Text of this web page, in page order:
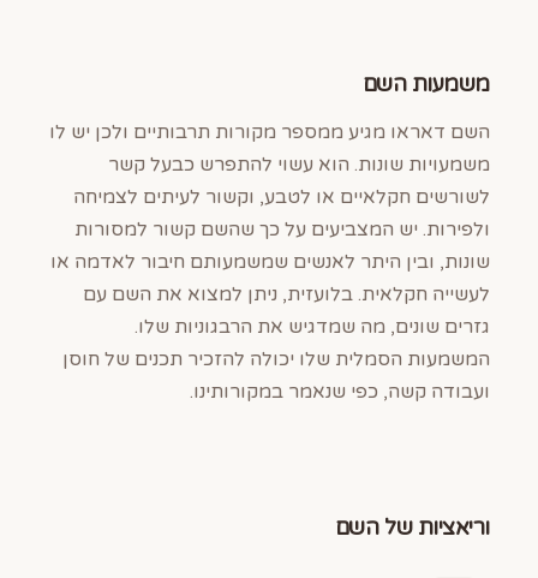
משמעות השם
השם דאראו מגיע ממספר מקורות תרבותיים ולכן יש לו
משמעויות שונות. הוא עשוי להתפרש כבעל קשר
לשורשים חקלאיים או לטבע, וקשור לעיתים לצמיחה
ולפירות. יש המצביעים על כך שהשם קשור למסורות
שונות, ובין היתר לאנשים שמשמעותם חיבור לאדמה או
לעשייה חקלאית. בלועזית, ניתן למצוא את השם עם
גזרים שונים, מה שמדגיש את הרבגוניות שלו.
המשמעות הסמלית שלו יכולה להזכיר תכנים של חוסן
ועבודה קשה, כפי שנאמר במקורותינו.
וריאציות של השם